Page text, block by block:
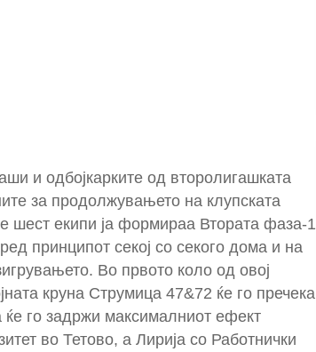
и одбојкарките од второлигашката
за продолжувањето на клупската
шест екипи ја формираа Втората фаза-1
принципот секој со секого дома и на
Во првото коло од овој
круна Струмица 47&72 ќе го пречека
го задржи максималниот ефект
во Тетово, а Лирија со Работнички